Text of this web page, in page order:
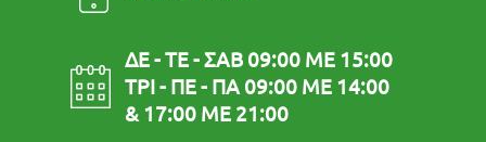
ΔΕ - ΤΕ - ΣΑΒ 09:00 ΜΕ 15:00
ΤΡΙ - ΠΕ - ΠΑ 09:00 ΜΕ 14:00
& 17:00 ΜΕ 21:00